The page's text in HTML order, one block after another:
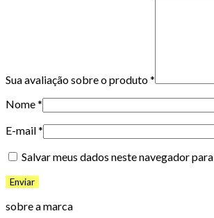
Sua avaliação sobre o produto*
Nome*
E-mail*
Salvar meus dados neste navegador
sobre a marca